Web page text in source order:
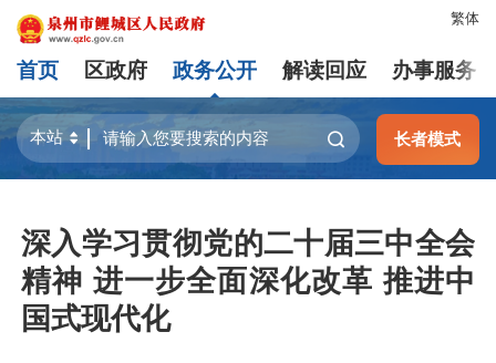
繁体
首页 区政府 政务公开 解读回应 办事服务
长者模式
深入学习贯彻党的二十届三中全会
精神 进一步全面深化改革 推进中
国式现代化